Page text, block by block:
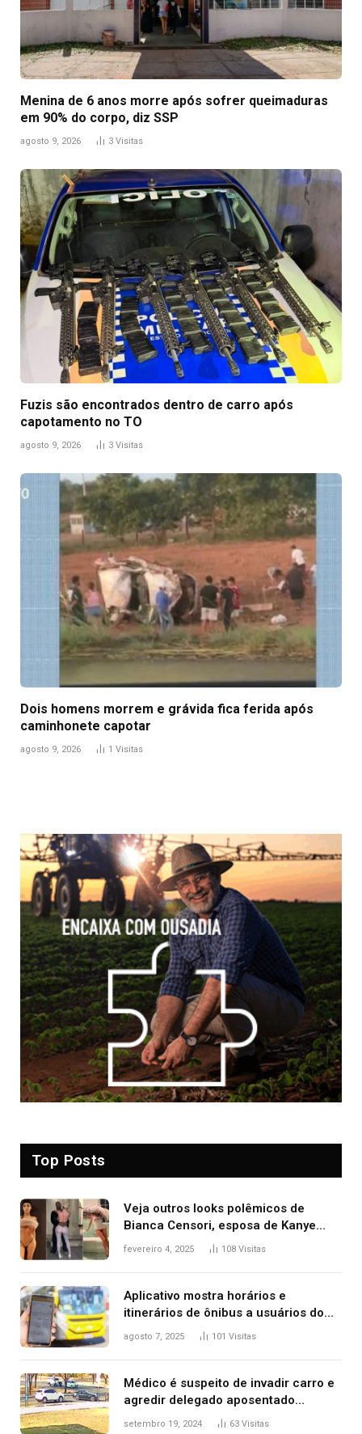
Menina de 6 anos morre após sofrer queimaduras
em 90% do corpo, diz SSP
agosto 9, 2026 3 Visitas
Fuzis são encontrados dentro de carro após
capotamento no TO
agosto 9, 2026 3 Visitas
Dois homens morrem e grávida fica ferida após
caminhonete capotar
agosto 9, 2026 1 Visitas
Top Posts
Veja outros looks polêmicos de
Bianca Censori, esposa de Kanye
West que apareceu nua no Grammy
fevereiro 4, 2025 108 Visitas
Aplicativo mostra horários e
itinerários de ônibus a usuários do
transporte público de Palmas; confira
agosto 7, 2025 101 Visitas
Médico é suspeito de invadir carro e
agredir delegado aposentado
durante confusão no trânsito
setembro 19, 2024 63 Visitas